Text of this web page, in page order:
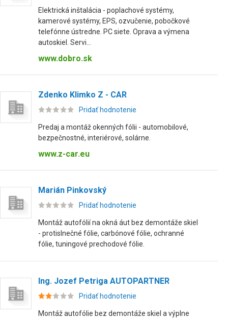
Elektrická inštalácia - poplachové systémy,
kamerové systémy, EPS, ozvučenie, pobočkové
telefónne ústredne. PC siete. Oprava a výmena
autoskiel. Servi...
www.dobro.sk
Zdenko Klimko Z - CAR
Pridať hodnotenie
Predaj a montáž okenných fólii - automobilové,
bezpečnostné, interiérové, solárne.
www.z-car.eu
Marián Pinkovský
Pridať hodnotenie
Montáž autofólií na okná áut bez demontáže skiel
- protislnečné fólie, carbónové fólie, ochranné
fólie, tuningové prechodové fólie.
Ing. Jozef Petriga AUTOPARTNER
Pridať hodnotenie
Montáž autofólie bez demontáže skiel a výplne